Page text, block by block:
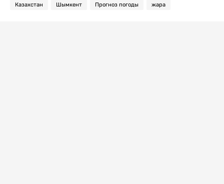
Казахстан Шымкент Прогноз погоды жара